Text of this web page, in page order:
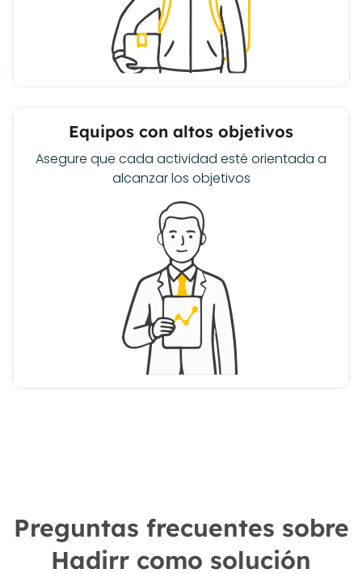
Equipos con altos objetivos
Asegure que cada actividad esté orientada a
alcanzar los objetivos
Preguntas frecuentes sobre
Hadirr como solución